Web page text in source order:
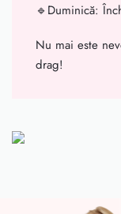
🔹Duminică:
Nu mai este
drag!